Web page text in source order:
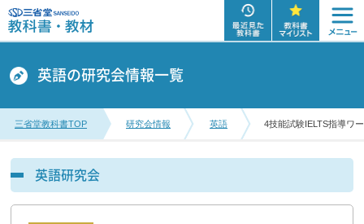
英語の研究会情報一覧
三省堂教科書TOP 研究会情報 英語 4技能試験IELTS指導ワ
英語研究会